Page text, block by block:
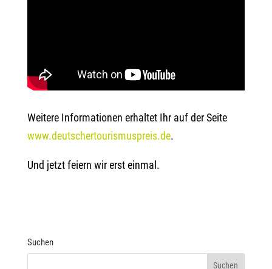
Weitere Informationen erhaltet Ihr auf der Seite
www.deutschertourismuspreis.de.
Und jetzt feiern wir erst einmal.
Suchen